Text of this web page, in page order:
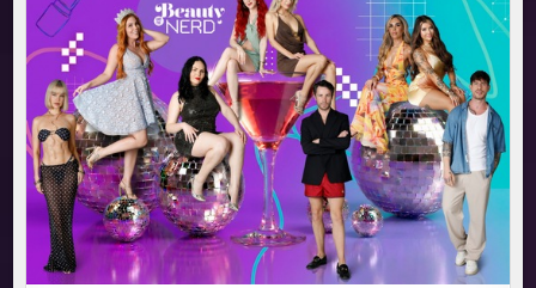
AUGUST